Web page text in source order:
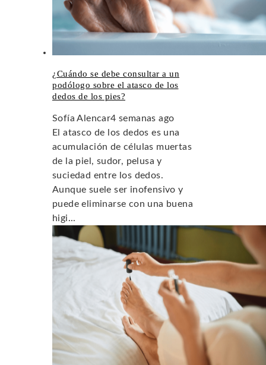
¿Cuándo se debe consultar a un
podólogo sobre el atasco de los
dedos de los pies?
Sofía Alencar4 semanas ago
El atasco de los dedos es una
acumulación de células muertas
de la piel, sudor, pelusa y
suciedad entre los dedos.
Aunque suele ser inofensivo y
puede eliminarse con una buena
higi...